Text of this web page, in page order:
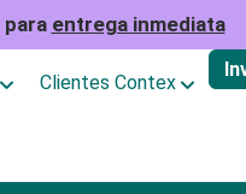
entrega inmediata
Clientes Contex